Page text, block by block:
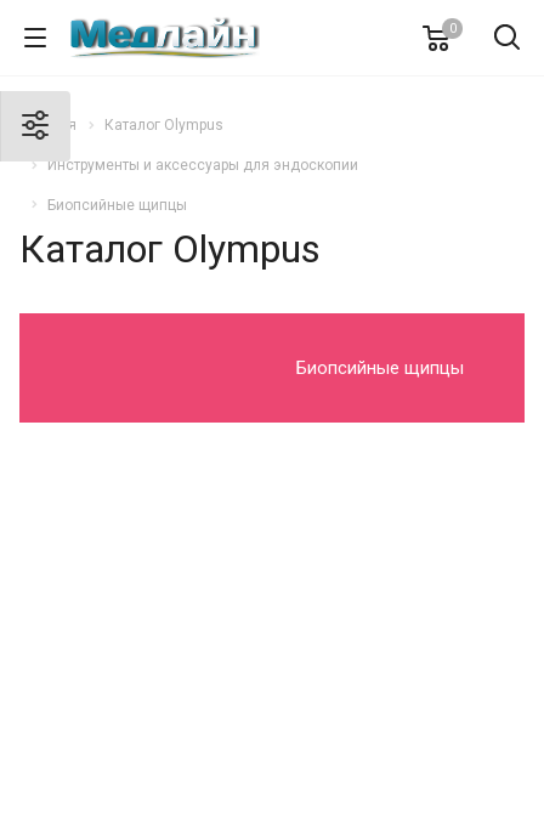
0
Главная Каталог Olympus
Инструменты и аксессуары для эндоскопии
Биопсийные щипцы
Каталог Olympus
Биопсийные щипцы